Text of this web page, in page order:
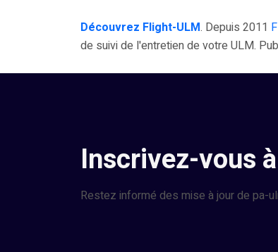
Découvrez Flight-ULM. Depuis 2011
de suivi de l'entretien de votre ULM.
Inscrivez-vous
Restez informé des mise à jour de pa-